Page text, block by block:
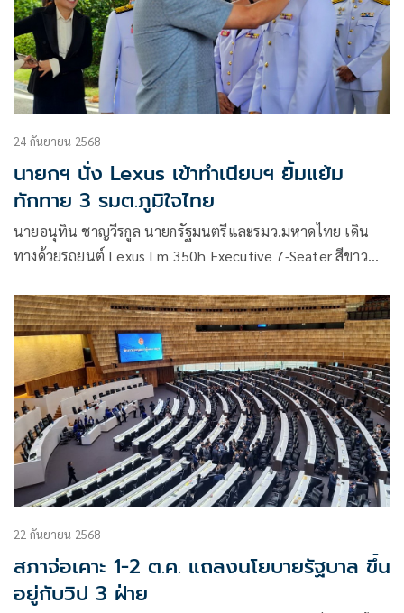
24 กันยายน 2568
นายกฯ นั่ง Lexus เข้าทำเนียบฯ ยิ้มแย้ม
ทักทาย 3 รมต.ภูมิใจไทย
นายอนุทิน ชาญวีรกูล นายกรัฐมนตรีและรมว.มหาดไทย เดิน
ทางด้วยรถยนต์ Lexus Lm 350h Executive 7-Seater สีขาว
ได้ทักทาย นายไชยชนก ชิดชอบ รมว.ดิจิทัลเพื่อเศรษฐกิจและ
สังคม
22 กันยายน 2568
สภาจ่อเคาะ 1-2 ต.ค. แถลงนโยบายรัฐบาล ขึ้น
อยู่กับวิป 3 ฝ่าย